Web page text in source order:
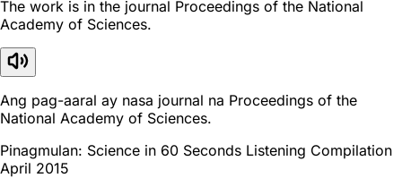
The work is in the journal Proceedings of the National
Academy of Sciences.
Ang pag-aaral ay nasa journal na Proceedings of the
National Academy of Sciences.
Pinagmulan: Science in 60 Seconds Listening Compilation
April 2015